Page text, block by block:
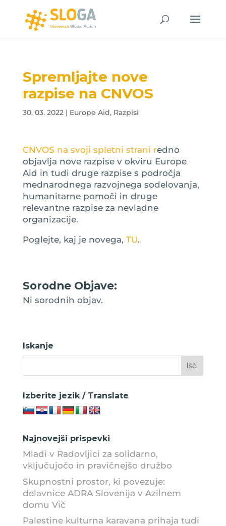
Spremljajte nove
razpise na CNVOS
30. 03. 2022| Europe Aid, Razpisi
CNVOS na svoji spletni strani redno
objavlja nove razpise v okviru Europe
Aid in tudi druge razpise s področja
mednarodnega razvojnega sodelovanja,
humanitarne pomoči in druge
relevantne razpise za nevladne
organizacije.
Poglejte, kaj je novega, TU.
Sorodne Objave:
Ni sorodnih objav.
Iskanje
Izberite jezik / Translate
Najnovejši prispevki
Mladi v Radovljici za solidarno,
vključujočo in pravičnejšo družbo
Skupnostni prostor, ki povezuje:
delavnice ADRA Slovenija v Azilnem
domu Vič
Palestine kulturna karavana prihaja tudi